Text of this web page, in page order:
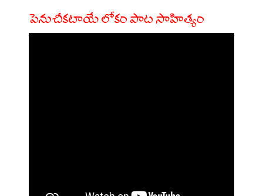
పెనుచీకటాయే లోకం పాట సాహిత్యం